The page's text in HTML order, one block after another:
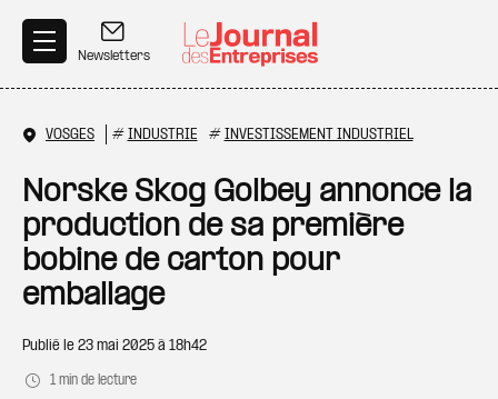
Newsletters
VOSGES # INDUSTRIE # INVESTISSEMENT INDUSTRIEL
Norske Skog Golbey annonce la
production de sa première
bobine de carton pour
emballage
Publié le 23 mai 2025 à 18h42
1 min de lecture